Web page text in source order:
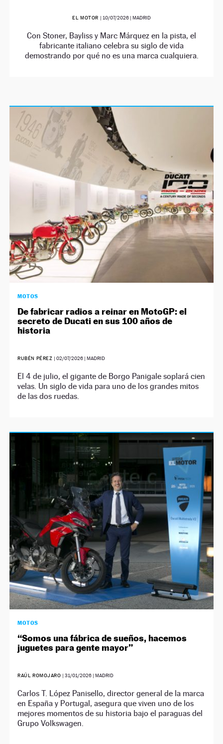
EL MOTOR | 10/07/2026| MADRID
Con Stoner, Bayliss y Marc Márquez en la pista, el
fabricante italiano celebra su siglo de vida
demostrando por qué no es una marca cualquiera.
MOTOS
De fabricar radios a reinar en MotoGP: el
secreto de Ducati en sus 100 años de
historia
RUBÉN PÉREZ |02/07/2026 | MADRID
El 4 de julio, el gigante de Borgo Panigale soplará cien
velas. Un siglo de vida para uno de los grandes mitos
de las dos ruedas.
MOTOS
“Somos una fábrica de sueños, hacemos
juguetes para gente mayor”
RAÚL ROMOJARO |31/01/2026 | MADRID
Carlos T. López Panisello, director general de la marca
en España y Portugal, asegura que viven uno de los
mejores momentos de su historia bajo el paraguas del
Grupo Volkswagen.